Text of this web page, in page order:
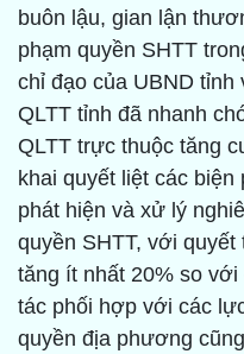
buôn lậu, gian lận
phạm quyền SHTT
chỉ đạo của UBND
QLTT tỉnh đã nhanh
QLTT trực thuộc tăng
khai quyết liệt các
phát hiện và xử lý
quyền SHTT, với
tăng ít nhất 20% so
tác phối hợp với các
quyền địa phương